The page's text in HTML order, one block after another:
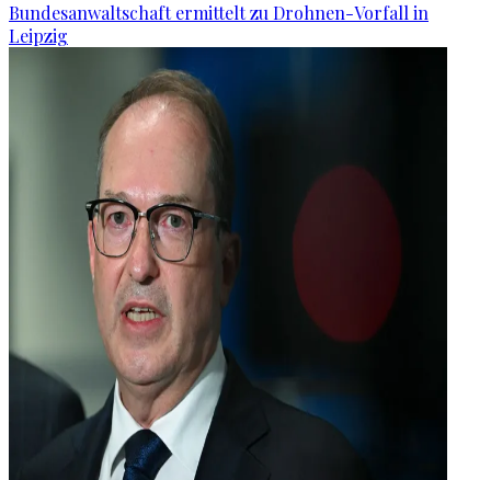
Bundesanwaltschaft ermittelt zu Drohnen-Vorfall in
Leipzig